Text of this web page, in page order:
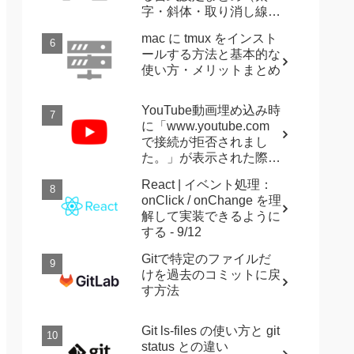
字・斜体・取り消し線・
mac に tmux をインスト
ールする方法と基本的な
使い方・メリットまとめ
YouTube動画埋め込み時
に「www.youtube.com
で接続が拒否されまし
た。」が表示された際に
React | イベント処理：
onClick / onChange を理
解して実装できるように
する - 9/12
Gitで特定のファイルだ
けを過去のコミットに戻
す方法
Git ls-files の使い方と git
status との違い